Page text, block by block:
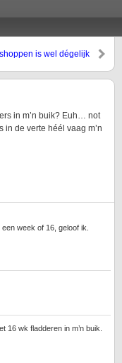
is wel dégelijk
in m’n buik? Euh… not
de verte héél vaag m’n
week of 16, geloof ik.
16 wk fladderen in m’n buik.